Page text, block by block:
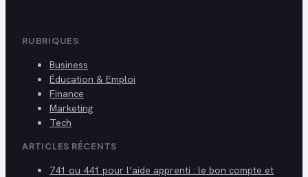
RUBRIQUES
Business
Éducation & Emploi
Finance
Marketing
Tech
ARTICLES RÉCENTS
741 ou 441 pour l’aide apprenti : le bon compte et